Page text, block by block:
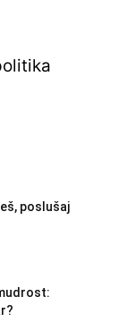
poslušaj